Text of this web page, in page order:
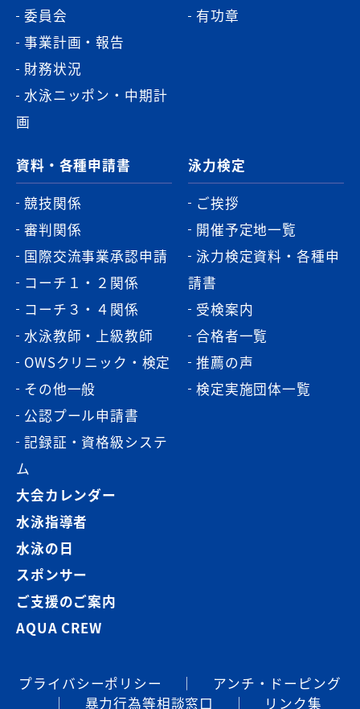
委員会
事業計画・報告
財務状況
水泳ニッポン・中期計
画
有功章
資料・各種申請書
競技関係
審判関係
国際交流事業承認申請
コーチ１・２関係
コーチ３・４関係
水泳教師・上級教師
OWSクリニック・検定
その他一般
公認プール申請書
記録証・資格級システ
ム
泳力検定
ご挨拶
開催予定地一覧
泳力検定資料・各種申
請書
受検案内
合格者一覧
推薦の声
検定実施団体一覧
大会カレンダー
水泳指導者
水泳の日
スポンサー
ご支援のご案内
AQUA CREW
プライバシーポリシー ｜
アンチ・ドーピング
｜
暴⼒⾏為等相談窓⼝ ｜ リンク集